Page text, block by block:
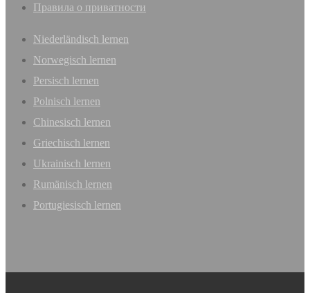
Правила о приватности
Niederländisch lernen
Norwegisch lernen
Persisch lernen
Polnisch lernen
Chinesisch lernen
Griechisch lernen
Ukrainisch lernen
Rumänisch lernen
Portugiesisch lernen